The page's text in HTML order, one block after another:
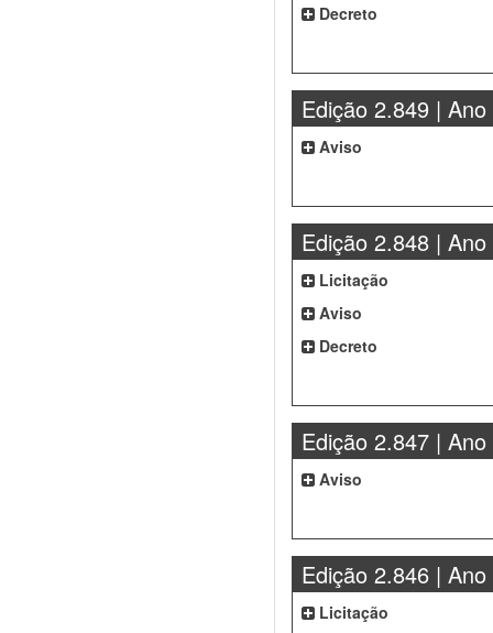
Decreto
Edição 2.849 | Ano
Aviso
Edição 2.848 | Ano
Licitação
Aviso
Decreto
Edição 2.847 | Ano
Aviso
Edição 2.846 | Ano
Licitação